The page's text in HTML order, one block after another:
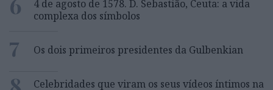
4 de agosto de 1578. D. Sebastião, Ceuta: a vida
complexa dos símbolos
7 Os dois primeiros presidentes da Gulbenkian
Celebridades que viram os seus vídeos íntimos na